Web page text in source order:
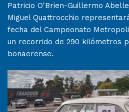
Patricio O'Brien-Guillermo
Miguel Quattrocchio
fecha del Campeonato
un recorrido de 290 kilómetros
bonaerense.